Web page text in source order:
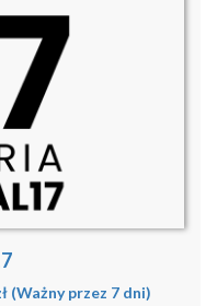
(Ważny przez 7 dni)